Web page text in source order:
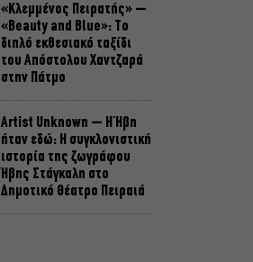
«Κλεμμένος Πειρατής» –
«Beauty and Blue»: Το
διπλό εκθεσιακό ταξίδι
του Απόστολου Χαντζαρά
στην Πάτμο
Artist Unknown – Η Ήβη
ήταν εδώ: Η συγκλονιστική
ιστορία της ζωγράφου
Ήβης Στάγκαλη στο
Δημοτικό Θέατρο Πειραιά